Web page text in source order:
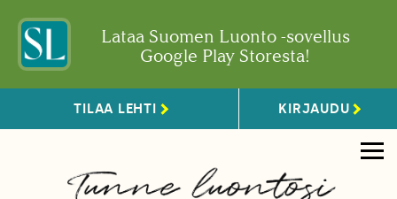
Lataa Suomen Luonto -sovellus
Google Play Storesta!
TILAA LEHTI KIRJAUDU